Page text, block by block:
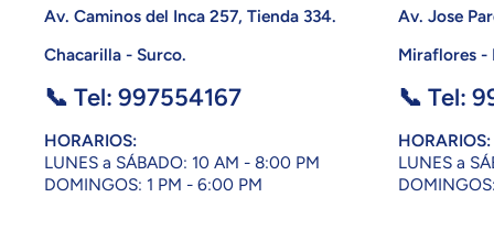
Av. Caminos del Inca 257, Tienda 334.
Chacarilla - Surco.
📞 Tel: 997554167
HORARIOS:
LUNES a SÁBADO: 10 AM - 8:00 PM
DOMINGOS: 1 PM - 6:00 PM
Av. Jose
Miraflores -
📞 Tel:
HORARIOS:
LUNES a